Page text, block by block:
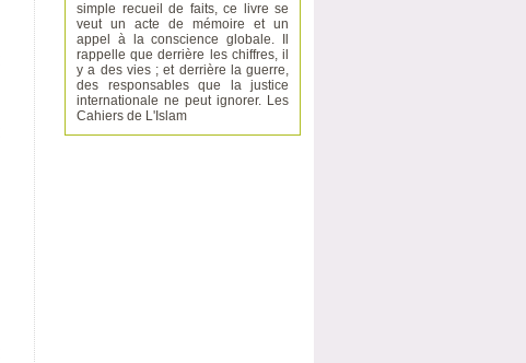
simple recueil de faits, ce livre se
veut un acte de mémoire et un
appel à la conscience globale. Il
rappelle que derrière les chiffres, il
y a des vies ; et derrière la guerre,
des responsables que la justice
internationale ne peut ignorer. Les
Cahiers de L'Islam